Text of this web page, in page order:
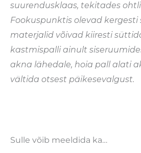
suurendusklaas, tekitades
Fookuspunktis olevad
materjalid võivad kiiresti
kastmispalli ainult
akna lähedale, hoia pall alati
vältida otsest päikesevalgust.
Sulle võib meeldida ka…